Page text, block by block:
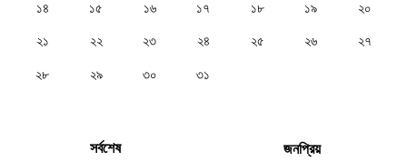
১৪ ১৫ ১৬ ১৭ ১৮ ১৯ ২০
২১ ২২ ২৩ ২৪ ২৫ ২৬ ২৭
২৮ ২৯ ৩০ ৩১
সর্বশেষ জনপ্রিয়